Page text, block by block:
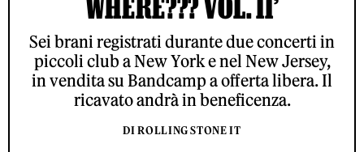
WHERE??? VOL. II’
Sei brani registrati durante due concerti in
piccoli club a New York e nel New Jersey,
in vendita su Bandcamp a offerta libera. Il
ricavato andrà in beneficenza.
DI ROLLING STONE IT